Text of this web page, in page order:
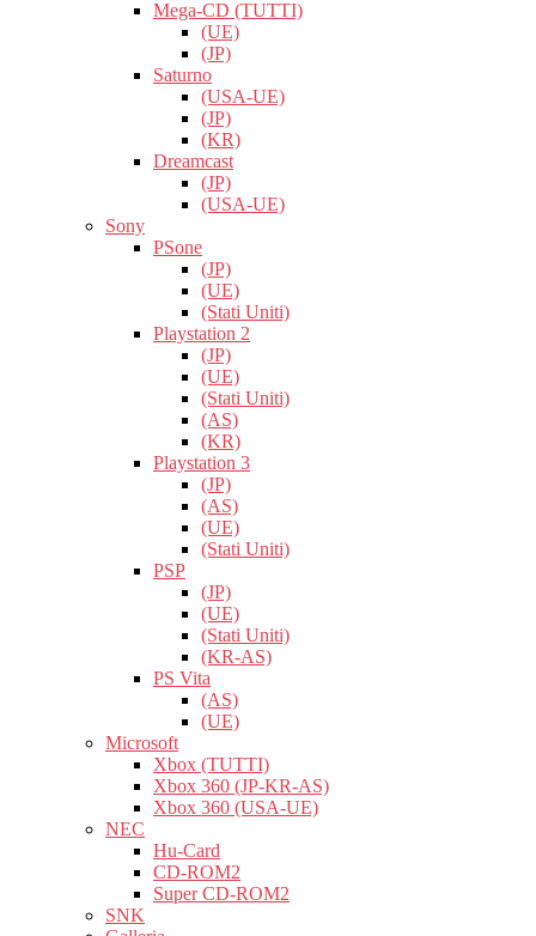
Mega-CD (TUTTI)
(UE)
(JP)
Saturno
(USA-UE)
(JP)
(KR)
Dreamcast
(JP)
(USA-UE)
Sony
PSone
(JP)
(UE)
(Stati Uniti)
Playstation 2
(JP)
(UE)
(Stati Uniti)
(AS)
(KR)
Playstation 3
(JP)
(AS)
(UE)
(Stati Uniti)
PSP
(JP)
(UE)
(Stati Uniti)
(KR-AS)
PS Vita
(AS)
(UE)
Microsoft
Xbox (TUTTI)
Xbox 360 (JP-KR-AS)
Xbox 360 (USA-UE)
NEC
Hu-Card
CD-ROM2
Super CD-ROM2
SNK